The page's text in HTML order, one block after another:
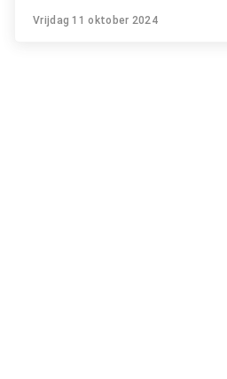
Vrijdag 11 oktober 2024